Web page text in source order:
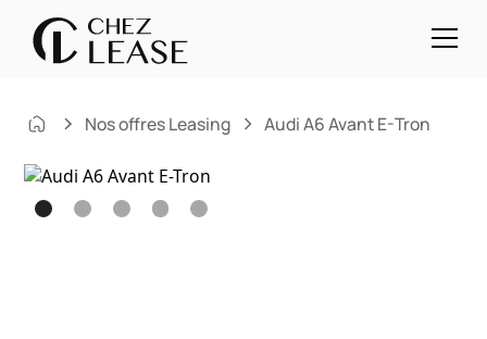
Nos offres Leasing Audi A6 Avant E-Tron